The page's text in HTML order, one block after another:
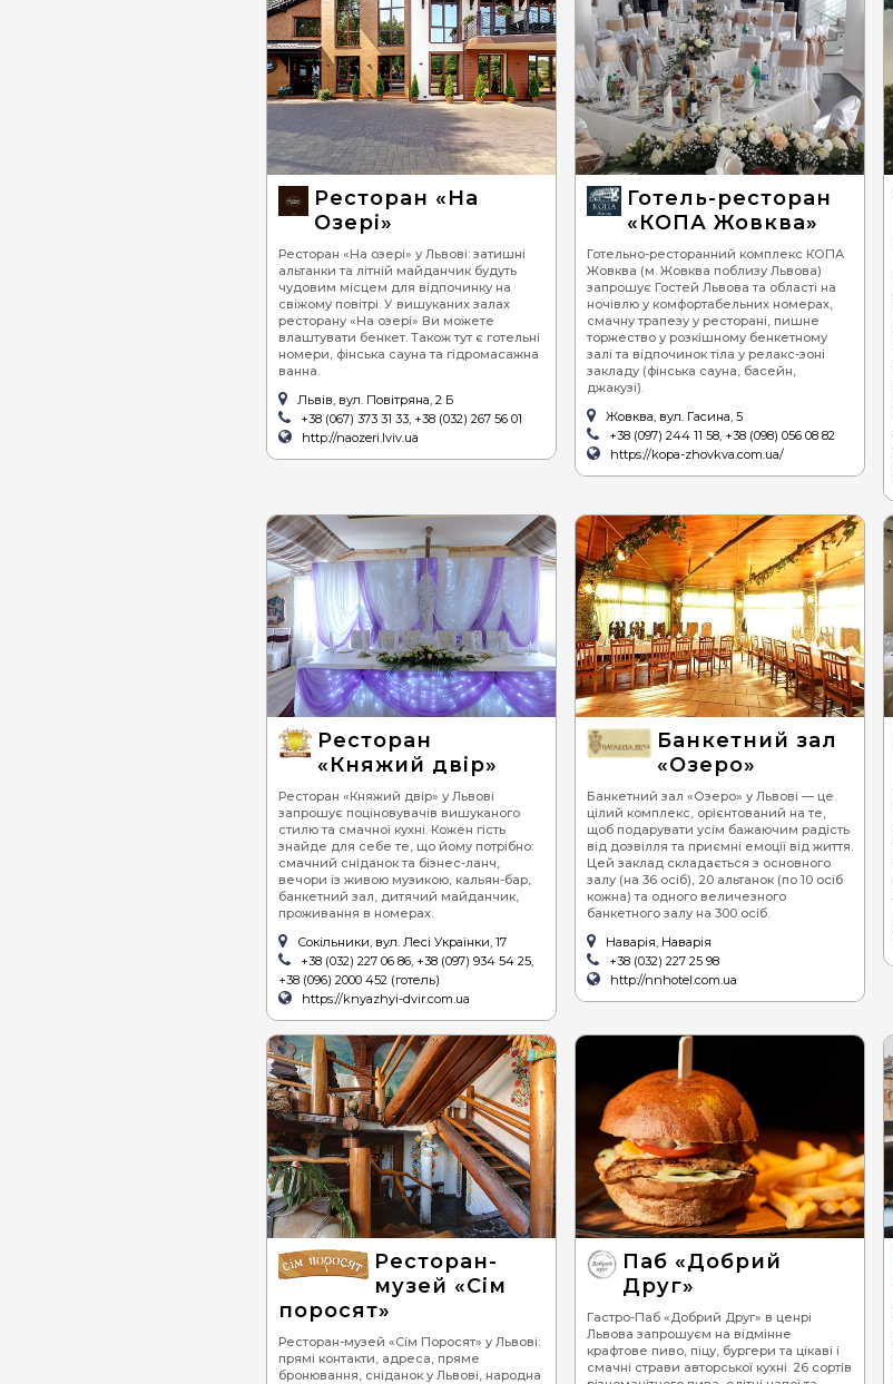
Ресторан «На
Озері»
Ресторан «На озері» у Львові: затишні
альтанки та літній майданчик будуть
чудовим місцем для відпочинку на
свіжому повітрі. У вишуканих залах
ресторану «На озері» Ви можете
влаштувати бенкет. Також тут є готельні
номери, фінська сауна та гідромасажна
ванна.
Львів, вул. Повітряна, 2 Б
+38 (067) 373 31 33, +38 (032) 267 56 01
http://naozeri.lviv.ua
Готель-ресторан
«КОПА Жовква»
Готельно-ресторанний комплекс КОПА
Жовква (м. Жовква поблизу Львова)
запрошує Гостей Львова та області на
ночівлю у комфортабельних номерах,
смачну трапезу у ресторані, пишне
торжество у розкішному бенкетному
залі та відпочинок тіла у релакс-зоні
закладу (фінська сауна, басейн,
джакузі).
Жовква, вул. Гасина, 5
+38 (097) 244 11 58, +38 (098) 056 08 82
https://kopa-zhovkva.com.ua/
Ресторан
«Княжий двір»
Ресторан «Княжий двір» у Львові
запрошує поціновувачів вишуканого
стилю та смачної кухні. Кожен гість
знайде для себе те, що йому потрібно:
смачний сніданок та бізнес-ланч,
вечори із живою музикою, кальян-бар,
банкетний зал, дитячий майданчик,
проживання в номерах.
Сокільники, вул. Лесі Українки, 17
+38 (032) 227 06 86, +38 (097) 934 54 25,
+38 (096) 2000 452 (готель)
https://knyazhyi-dvir.com.ua
Банкетний зал
«Озеро»
Банкетний зал «Озеро» у Львові — це
цілий комплекс, орієнтований на те,
щоб подарувати усім бажаючим радість
від дозвілля та приємні емоції від життя.
Цей заклад складається з основного
залу (на 36 осіб), 20 альтанок (по 10 осіб
кожна) та одного величезного
банкетного залу на 300 осіб.
Наварія, Наварія
+38 (032) 227 25 98
http://nnhotel.com.ua
Ресторан-
музей «Сім
поросят»
Ресторан-музей «Сім Поросят» у Львові:
прямі контакти, адреса, пряме
бронювання, сніданок у Львові, народна
Паб «Добрий
Друг»
Гастро-Паб «Добрий Друг» в ценрі
Львова запрошуєм на відмінне
крафтове пиво, піцу, бургери та цікаві і
смачні страви авторської кухні. 26 сортів